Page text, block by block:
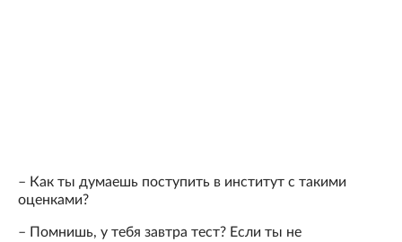
– Как ты думаешь поступить в институт с такими
оценками?
– Помнишь, у тебя завтра тест? Если ты не